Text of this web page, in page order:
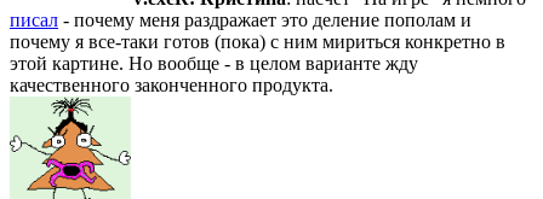
писал - почему меня раздражает это деление пополам и
почему я все-таки готов (пока) с ним мириться конкретно в
этой картине. Но вообще - в целом варианте жду
качественного законченного продукта.